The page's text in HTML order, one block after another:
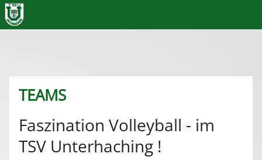
TEAMS
Faszination Volleyball - im
TSV Unterhaching !